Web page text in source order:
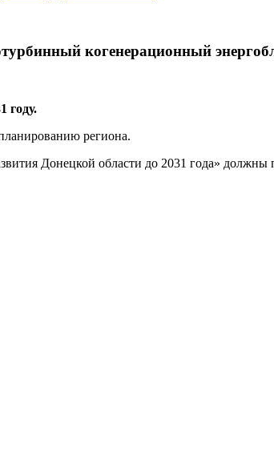
когенерационный
году.
региона.
Донецкой области до 2031 года» должны